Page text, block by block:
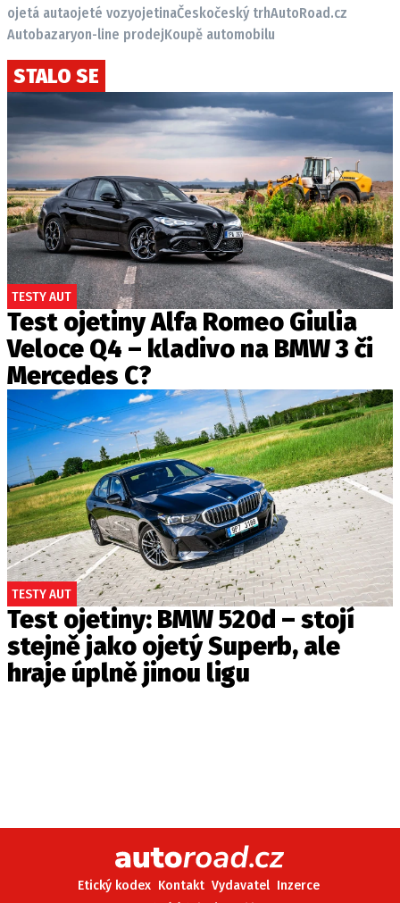
ojetá autaojeté vozyojetinaČeskočeský trhAutoRoad.cz
Autobazaryon-line prodejKoupě automobilu
STALO SE
TESTY AUT
Test ojetiny Alfa Romeo Giulia
Veloce Q4 – kladivo na BMW 3 či
Mercedes C?
TESTY AUT
Test ojetiny: BMW 520d – stojí
stejně jako ojetý Superb, ale
hraje úplně jinou ligu
Etický kodex Kontakt Vydavatel Inzerce